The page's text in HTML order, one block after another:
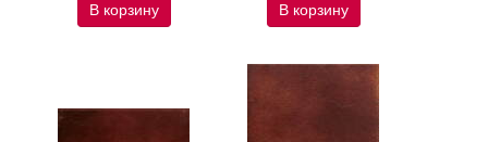
В корзину В корзину